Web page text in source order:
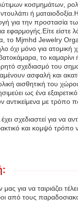
κοσμημάτων,
ή
για την προστασία
εφαρμογής.Είτε
το Mjmhd Jewelry
όχι μόνο για
το
σχεδιασμό του
ασφαλή και
αισθητική του
ως ένα
με τρόπο
σχεδιαστεί για να
και κομψό τρόπο
να ταιριάζει
από τους